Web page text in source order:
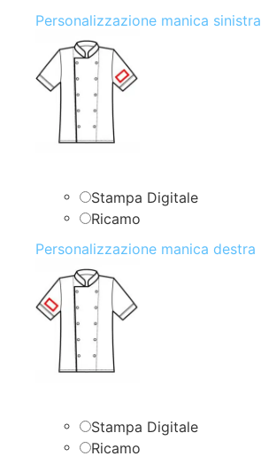
Personalizzazione manica sinistra
Stampa Digitale
Ricamo
Personalizzazione manica destra
Stampa Digitale
Ricamo